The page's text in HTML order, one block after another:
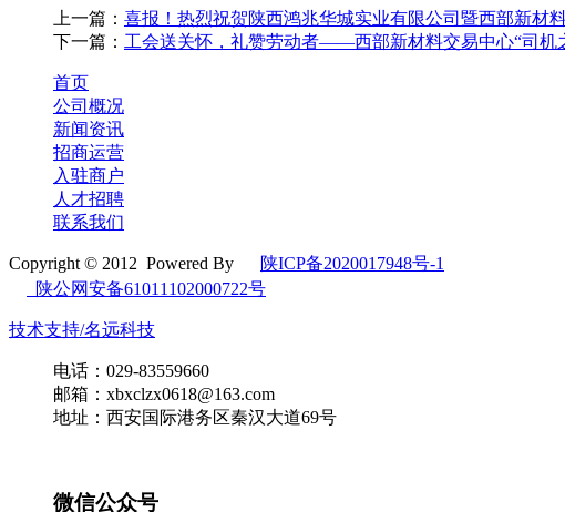
上一篇： 喜报！热烈祝贺陕西鸿兆华城实业有限公司暨西部新材
下一篇： 工会送关怀，礼赞劳动者——西部新材料交易中心“司机
首页
公司概况
新闻资讯
招商运营
入驻商户
人才招聘
联系我们
Copyright © 2012 Powered By
陕ICP备2020017948号-1
陕公网安备61011102000722号
技术支持/名远科技
电话：029-83559660
邮箱：xbxclzx0618@163.com
地址：西安国际港务区秦汉大道69号
微信公众号